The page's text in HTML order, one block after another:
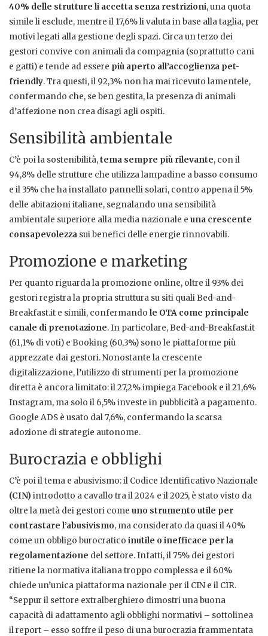
40% delle strutture li accetta senza restrizioni, una quota
simile li esclude, mentre il 17,6% li valuta in base alla taglia, per
motivi legati alla gestione degli spazi. Circa un terzo dei
gestori convive con animali da compagnia (soprattutto cani
e gatti) e tende ad essere più aperto all’accoglienza pet-
friendly. Tra questi, il 92,3% non ha mai ricevuto lamentele,
confermando che, se ben gestita, la presenza di animali
d’affezione non crea disagi agli ospiti.
Sensibilità ambientale
C’è poi la sostenibilità,tema sempre più rilevante, con il
94,8% delle strutture che utilizza lampadine a basso consumo
e il 35% che ha installato pannelli solari, contro appena il 5%
delle abitazioni italiane, segnalando una sensibilità
ambientale superiore alla media nazionale e una crescente
consapevolezza sui benefici delle energie rinnovabili.
Promozione e marketing
Per quanto riguarda la promozione online, oltre il 93% dei
gestori registra la propria struttura su siti quali Bed-and-
Breakfast.it e simili, confermando le OTA come principale
canale di prenotazione. In particolare, Bed-and-Breakfast.it
(61,1% di voti) e Booking (60,3%) sono le piattaforme più
apprezzate dai gestori. Nonostante la crescente
digitalizzazione, l’utilizzo di strumenti per la promozione
diretta è ancora limitato: il 27,2% impiega Facebook e il 21,6%
Instagram, ma solo il 6,5% investe in pubblicità a pagamento.
Google ADS è usato dal 7,6%, confermando la scarsa
adozione di strategie autonome.
Burocrazia e obblighi
C’è poi il tema e abusivismo: il Codice Identificativo Nazionale
(CIN) introdotto a cavallo tra il 2024 e il 2025, è stato visto da
oltre la metà dei gestori come uno strumento utile per
contrastare l’abusivismo, ma considerato da quasi il 40%
come un obbligo burocratico inutile o inefficace per la
regolamentazione del settore. Infatti, il 75% dei gestori
ritiene la normativa italiana troppo complessa e il 60%
chiede un’unica piattaforma nazionale per il CIN e il CIR.
“Seppur il settore extralberghiero dimostri una buona
capacità di adattamento agli obblighi normativi – sottolinea
il report – esso soffre il peso di una burocrazia frammentata